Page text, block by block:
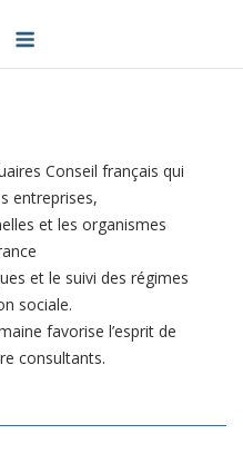
Conseil français qui
entreprises,
et les organismes
et le suivi des régimes
sociale.
favorise l’esprit de
consultants.